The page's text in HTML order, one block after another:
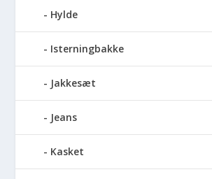
Hylde
Isterningbakke
Jakkesæt
Jeans
Kasket